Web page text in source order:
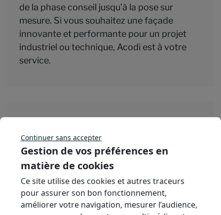
de la phase conseil jusqu’à la pose sur
mesure. Si vous souhaitez une façade
innovante et performante pour un projet
industriel ou technique, Acodi est à votre
service.
Solution retenue
Solution POLARIS® : Parements plans à
fixation frontale
Continuer sans accepter
Gestion de vos préférences en
matière de cookies
Ce site utilise des cookies et autres traceurs
pour assurer son bon fonctionnement,
améliorer votre navigation, mesurer l’audience,